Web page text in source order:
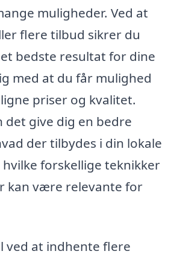
muligheder. Ved at
flere tilbud sikrer du
bedste resultat for dine
med at du får mulighed
priser og kvalitet.
det give dig en bedre
der tilbydes i din lokale
forskellige teknikker
kan være relevante for
ved at indhente flere